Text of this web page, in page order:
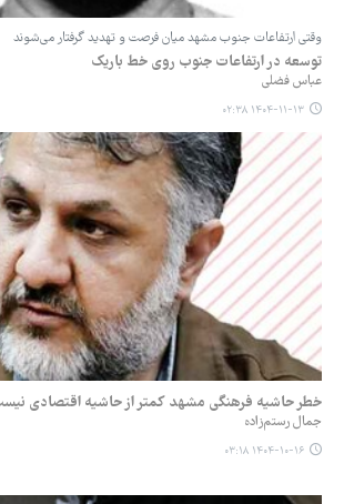
وقتی ارتفاعات جنوب مشهد میان فرصت و تهدید گرفتار می‌شوند
توسعه در ارتفاعات جنوب روی خط باریک
عباس فضلی
۱۴۰۴-۱۱-۱۳ ۰۲:۳۸
خطر حاشیه فرهنگی مشهد کمتر از حاشیه اقتصادی
جمال رستم‌زاده
۱۴۰۴-۱۰-۱۶ ۰۳:۱۸